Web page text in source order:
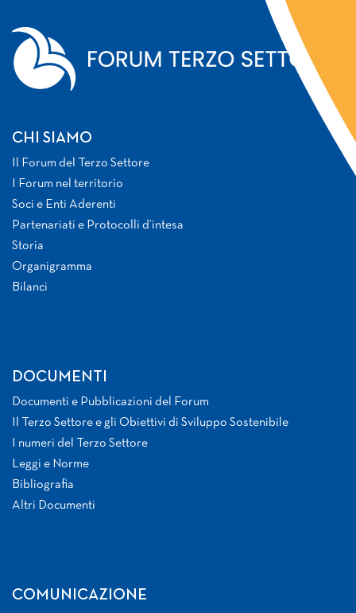
CHI SIAMO
Il Forum del Terzo Settore
I Forum nel territorio
Soci e Enti Aderenti
Partenariati e Protocolli d’intesa
Storia
Organigramma
Bilanci
DOCUMENTI
Documenti e Pubblicazioni del Forum
Il Terzo Settore e gli Obiettivi di Sviluppo Sostenibile
I numeri del Terzo Settore
Leggi e Norme
Bibliografia
Altri Documenti
COMUNICAZIONE